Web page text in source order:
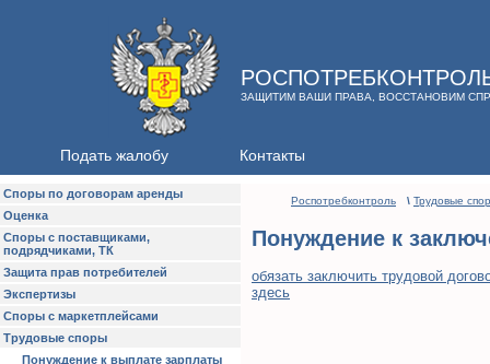
ЗАЩИТИМ ВАШИ ПРАВА, ВОССТАНОВИМ
Подать жалобу Контакты
Споры по договорам аренды
Оценка
Споры с поставщиками,
подрядчиками, ТК
Защита прав потребителей
Экспертизы
Споры с маркетплейсами
Трудовые споры
Понуждение к выплате зарплаты
Роспотребконтроль \ Трудовые
Понуждение к
обязать заключить трудовой
здесь